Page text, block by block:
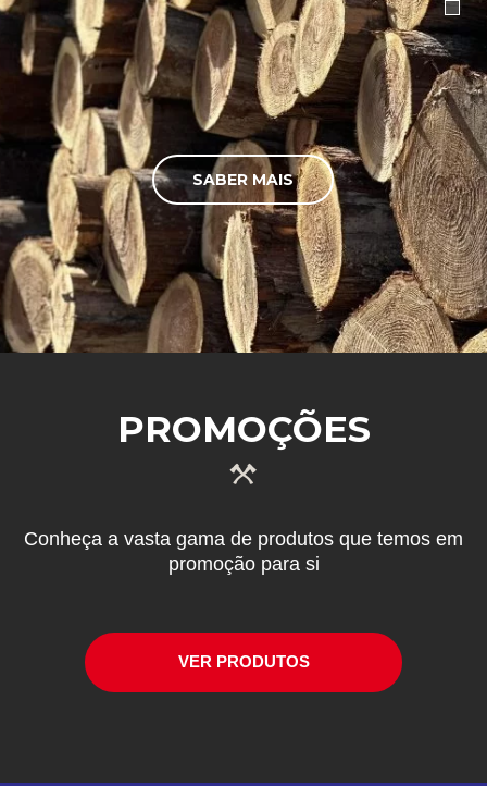
SABER MAIS
PROMOÇÕES
Conheça a vasta gama de produtos que temos em
promoção para si
VER PRODUTOS